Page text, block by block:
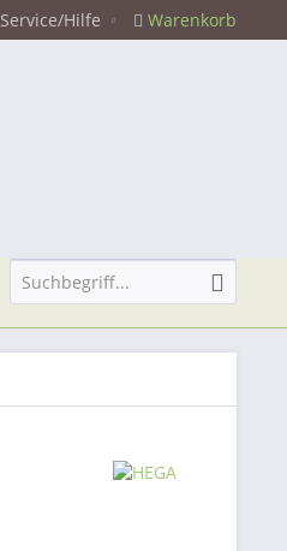
Warenkorb
Service/Hilfe